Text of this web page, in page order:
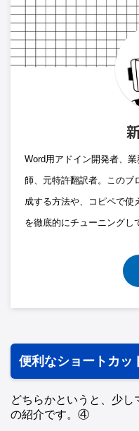
Word用アドイン開発者、
師、元特許翻訳者。このブ
成する方法や、コピペで使
を徹底的にチューニングし
便利なショートカ
どちらかというと、少
の紹介です。④